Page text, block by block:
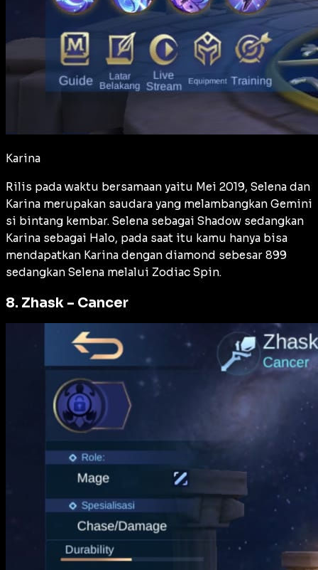
Karina
Rilis pada waktu bersamaan yaitu Mei 2019, Selena dan
Karina merupakan saudara yang melambangkan Gemini
si bintang kembar. Selena sebagai Shadow sedangkan
Karina sebagai Halo, pada saat itu kamu hanya bisa
mendapatkan Karina dengan diamond sebesar 899
sedangkan Selena melalui Zodiac Spin.
8. Zhask – Cancer